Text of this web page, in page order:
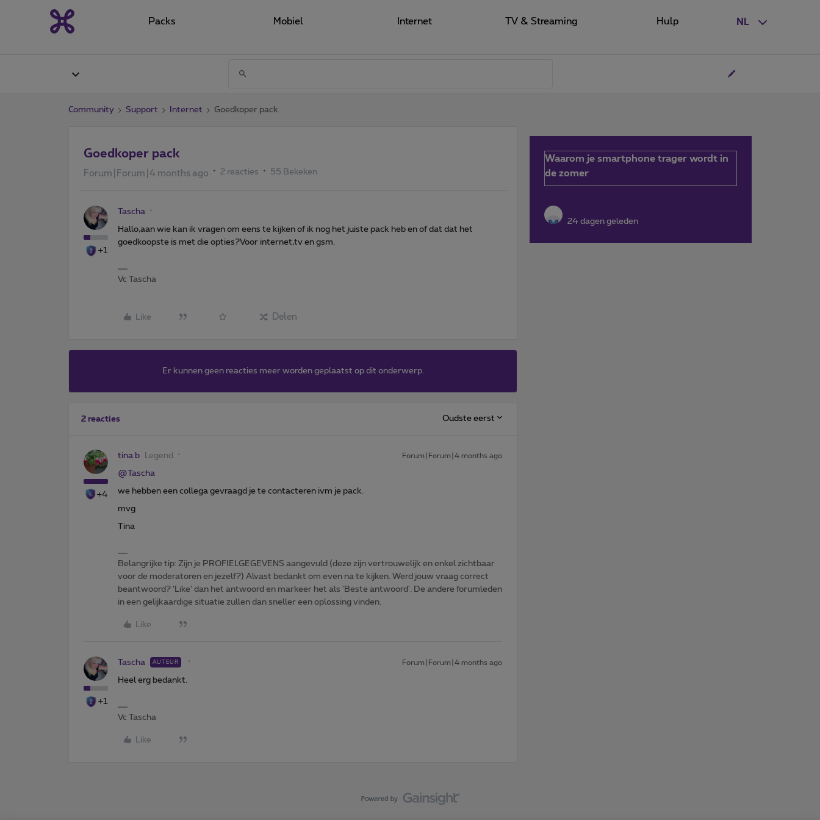
NL
Packs Mobiel Internet TV & Streaming Hulp
Community Support Internet Goedkoper pack
Goedkoper pack
Forum|Forum|4 months ago 2 reacties 55 Bekeken
+1
Tascha
Hallo,aan wie kan ik vragen om eens te kijken of ik nog het juiste pack heb en of dat dat het
goedkoopste is met die opties?Voor internet,tv en gsm.
Vc Tascha
Like Delen
Er kunnen geen reacties meer worden geplaatst op dit onderwerp.
2 reacties Oudste eerst
+4
tina.b Legend Forum|Forum|4 months ago
@Tascha
we hebben een collega gevraagd je te contacteren ivm je pack.
mvg
Tina
Belangrijke tip: Zijn je PROFIELGEGEVENS aangevuld (deze zijn vertrouwelijk en enkel zichtbaar
voor de moderatoren en jezelf?) Alvast bedankt om even na te kijken. Werd jouw vraag correct
beantwoord? ‘Like’ dan het antwoord en markeer het als 'Beste antwoord'. De andere forumleden
in een gelijkaardige situatie zullen dan sneller een oplossing vinden.
Like
+1
Tascha AUTEUR Forum|Forum|4 months ago
Heel erg bedankt.
Vc Tascha
Like
Waarom je smartphone trager wordt in
de zomer
24 dagen geleden